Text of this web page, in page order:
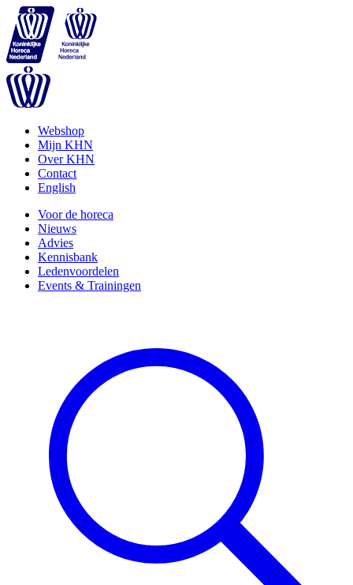
Webshop
Mijn KHN
Over KHN
Contact
English
Voor de horeca
Nieuws
Advies
Kennisbank
Ledenvoordelen
Events & Trainingen